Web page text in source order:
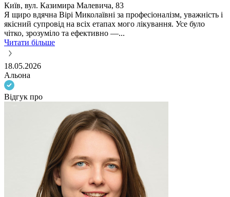
Київ, вул. Казимира Малевича, 83
Я щиро вдячна Вірі Миколаївні за професіоналізм, уважність і
якісний супровід на всіх етапах мого лікування. Усе було
чітко, зрозуміло та ефективно —...
Читати більше
18.05.2026
Альона
Відгук про